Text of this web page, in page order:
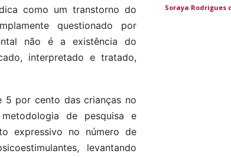
como um transtorno do
questionado por
não é a existência do
interpretado e tratado,
5 por cento das crianças no
de pesquisa e
expressivo no número de
levantando
Soraya Rodrigues